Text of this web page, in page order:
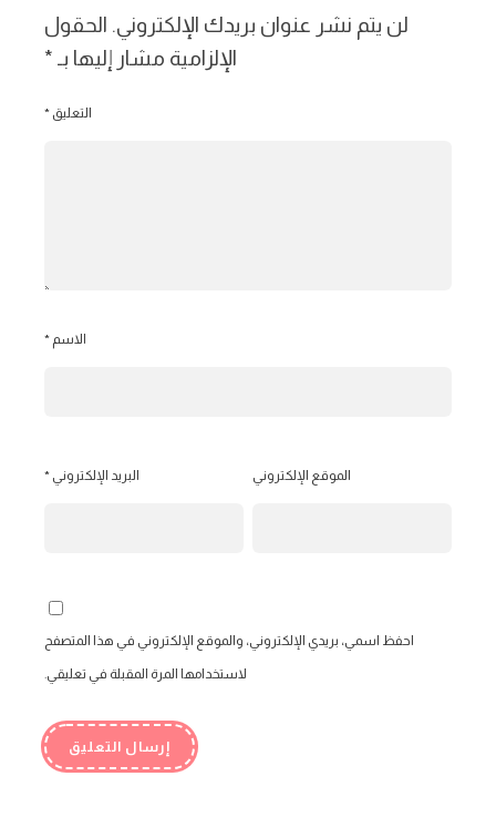
لن يتم نشر عنوان بريدك الإلكتروني. الحقول
الإلزامية مشار إليها بـ *
التعليق *
الاسم *
البريد الإلكتروني * الموقع الإلكتروني
احفظ اسمي، بريدي الإلكتروني، والموقع الإلكتروني في هذا المتصفح
لاستخدامها المرة المقبلة في تعليقي.